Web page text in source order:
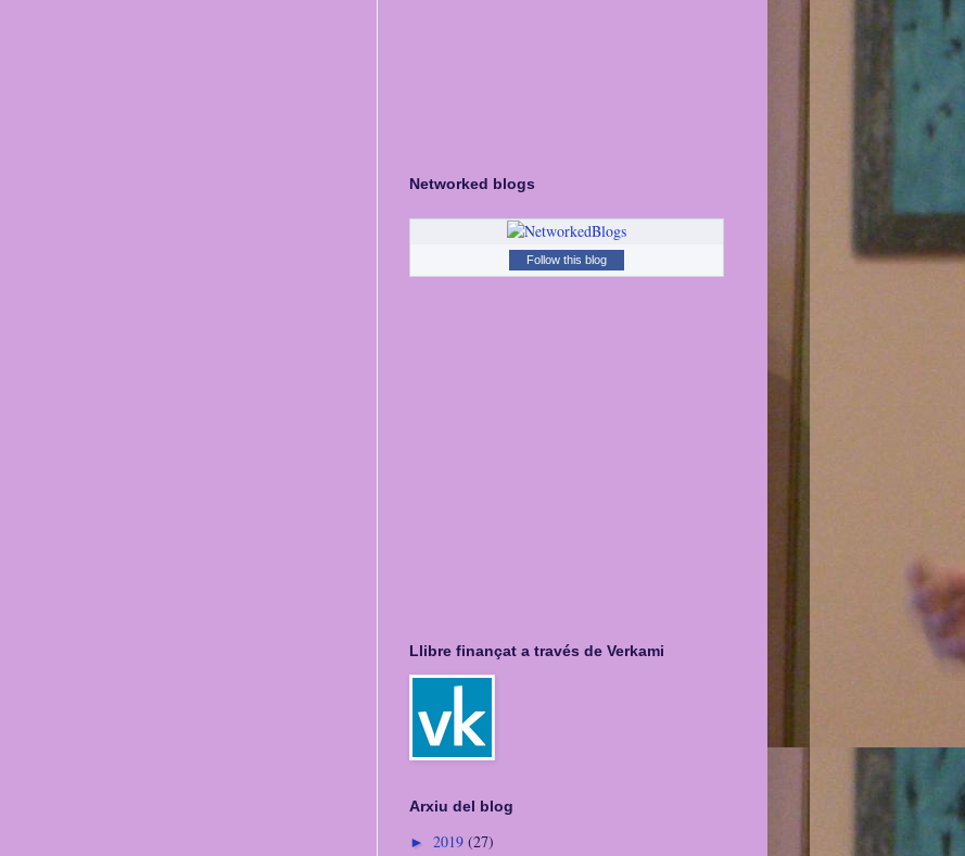
Networked blogs
Follow this blog
Llibre finançat a través de Verkami
Arxiu del blog
► 2019 (27)